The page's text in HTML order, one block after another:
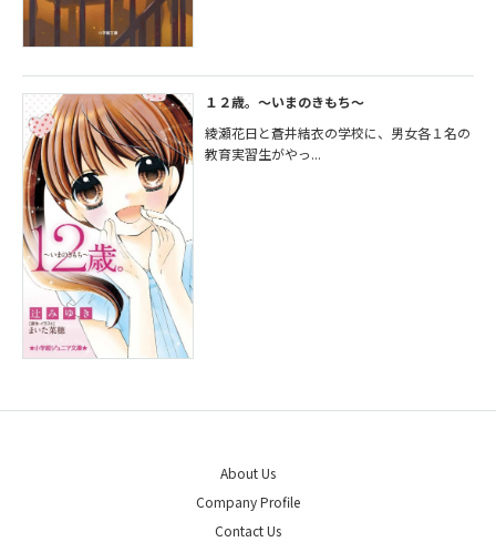
１２歳。～いまのきもち～
綾瀬花日と蒼井結衣の学校に、男女各１名の
教育実習生がやっ...
About Us
Company Profile
Contact Us